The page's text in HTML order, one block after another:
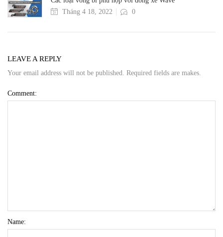
Tháng 4 18, 2022
0
LEAVE A REPLY
Your email address will not be published. Required fields are makes.
Comment:
Name: